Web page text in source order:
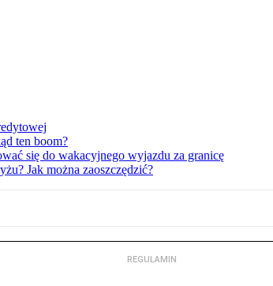
ten boom?
się do wakacyjnego wyjazdu za granicę
Jak można zaoszczędzić?
REGULAMIN